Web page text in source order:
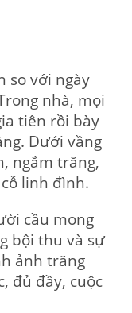
so với ngày
nhà, mọi
tiên rồi bày
Dưới vầng
ngắm trăng,
linh đình.
cầu mong
bội thu và sự
ảnh trăng
đủ đầy, cuộc